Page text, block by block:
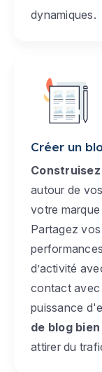
dynamiques.
Créer un
autour de
votre
Partagez
d’activité
contact avec
puissance
de blog
attirer du